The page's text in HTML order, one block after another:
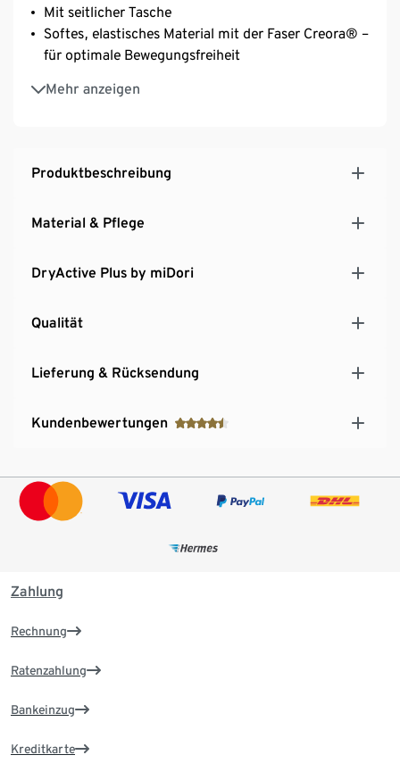
Mit seitlicher Tasche
Softes, elastisches Material mit der Faser Creora® –
für optimale Bewegungsfreiheit
Mehr anzeigen
Interlock-Qualität
Produktbeschreibung
Material & Pflege
DryActive Plus by miDori
Qualität
Lieferung & Rücksendung
Kundenbewertungen
Zahlung
Rechnung
Ratenzahlung
Bankeinzug
Kreditkarte